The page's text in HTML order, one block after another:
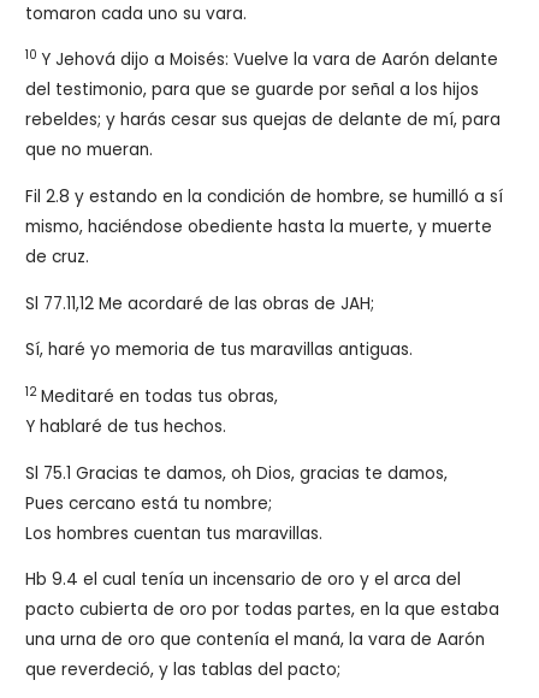
tomaron cada uno su vara.
10Y Jehová dijo a Moisés: Vuelve la vara de Aarón delante
del testimonio, para que se guarde por señal a los hijos
rebeldes; y harás cesar sus quejas de delante de mí, para
que no mueran.
Fil 2.8 y estando en la condición de hombre, se humilló a sí
mismo, haciéndose obediente hasta la muerte, y muerte
de cruz.
Sl 77.11,12 Me acordaré de las obras de JAH;
Sí, haré yo memoria de tus maravillas antiguas.
12Meditaré en todas tus obras,
Y hablaré de tus hechos.
Sl 75.1Gracias te damos, oh Dios, gracias te damos,
Pues cercano está tu nombre;
Los hombres cuentan tus maravillas.
Hb 9.4 el cual tenía un incensario de oro y el arca del
pacto cubierta de oro por todas partes, en la que estaba
una urna de oro que contenía el maná, la vara de Aarón
que reverdeció, y las tablas del pacto;